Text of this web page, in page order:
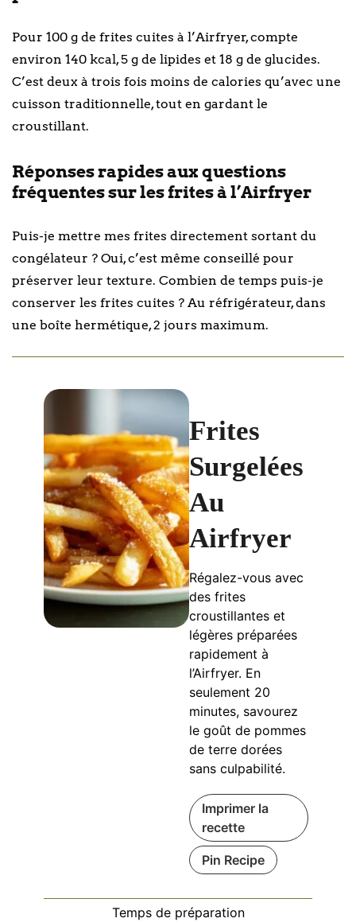
Pour 100 g de frites cuites à l’Airfryer, compte
environ 140 kcal, 5 g de lipides et 18 g de glucides.
C’est deux à trois fois moins de calories qu’avec une
cuisson traditionnelle, tout en gardant le
croustillant.
Réponses rapides aux questions
fréquentes sur les frites à l’Airfryer
Puis-je mettre mes frites directement sortant du
congélateur ? Oui, c’est même conseillé pour
préserver leur texture. Combien de temps puis-je
conserver les frites cuites ? Au réfrigérateur, dans
une boîte hermétique, 2 jours maximum.
Frites
Surgelées
Au
Airfryer
Régalez-vous avec
des frites
croustillantes et
légères préparées
rapidement à
l’Airfryer. En
seulement 20
minutes, savourez
le goût de pommes
de terre dorées
sans culpabilité.
Imprimer la
recette
Pin Recipe
Temps de préparation